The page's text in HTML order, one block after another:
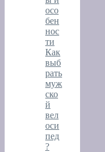
осо
бен
нос
ти
Как
выб
рать
муж
ско
й
вел
оси
пед
?